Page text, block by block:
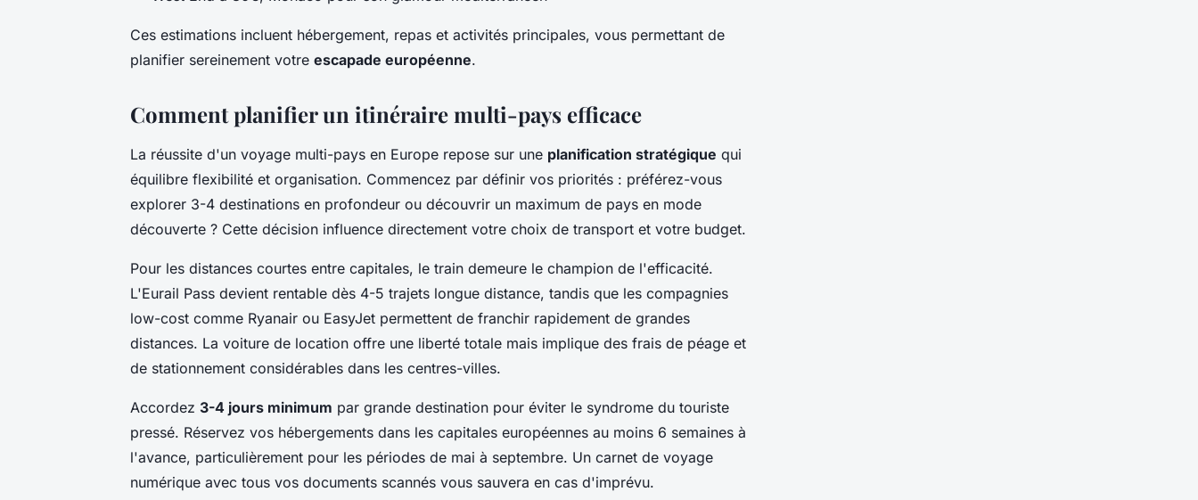
Ces estimations incluent hébergement, repas et activités principales, vous permettant de
planifier sereinement votre escapade européenne.
Comment planifier un itinéraire multi-pays efficace
La réussite d'un voyage multi-pays en Europe repose sur une planification stratégique qui
équilibre flexibilité et organisation. Commencez par définir vos priorités : préférez-vous
explorer 3-4 destinations en profondeur ou découvrir un maximum de pays en mode
découverte ? Cette décision influence directement votre choix de transport et votre budget.
Pour les distances courtes entre capitales, le train demeure le champion de l'efficacité.
L'Eurail Pass devient rentable dès 4-5 trajets longue distance, tandis que les compagnies
low-cost comme Ryanair ou EasyJet permettent de franchir rapidement de grandes
distances. La voiture de location offre une liberté totale mais implique des frais de péage et
de stationnement considérables dans les centres-villes.
Accordez 3-4 jours minimum par grande destination pour éviter le syndrome du touriste
pressé. Réservez vos hébergements dans les capitales européennes au moins 6 semaines à
l'avance, particulièrement pour les périodes de mai à septembre. Un carnet de voyage
numérique avec tous vos documents scannés vous sauvera en cas d'imprévu.